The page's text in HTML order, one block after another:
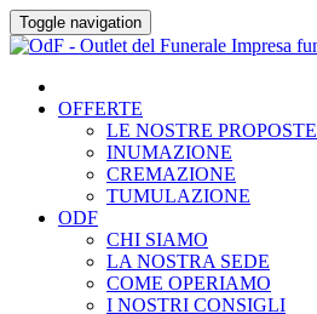
Skip
to
Toggle navigation
OFFERTE
LE NOSTRE PROPOSTE
INUMAZIONE
CREMAZIONE
TUMULAZIONE
ODF
CHI SIAMO
LA NOSTRA SEDE
COME OPERIAMO
I NOSTRI CONSIGLI